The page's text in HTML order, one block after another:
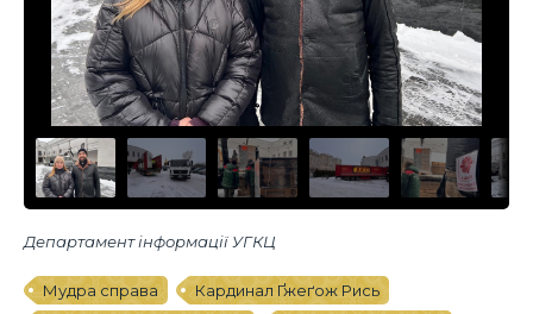
Департамент інформації УГКЦ
Мудра справа
Кардинал Ґжеґож Рись